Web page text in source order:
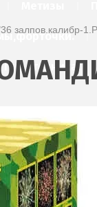
Пиротехника.
залпов.калибр-